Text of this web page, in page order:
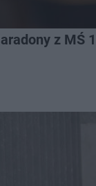
z MŚ